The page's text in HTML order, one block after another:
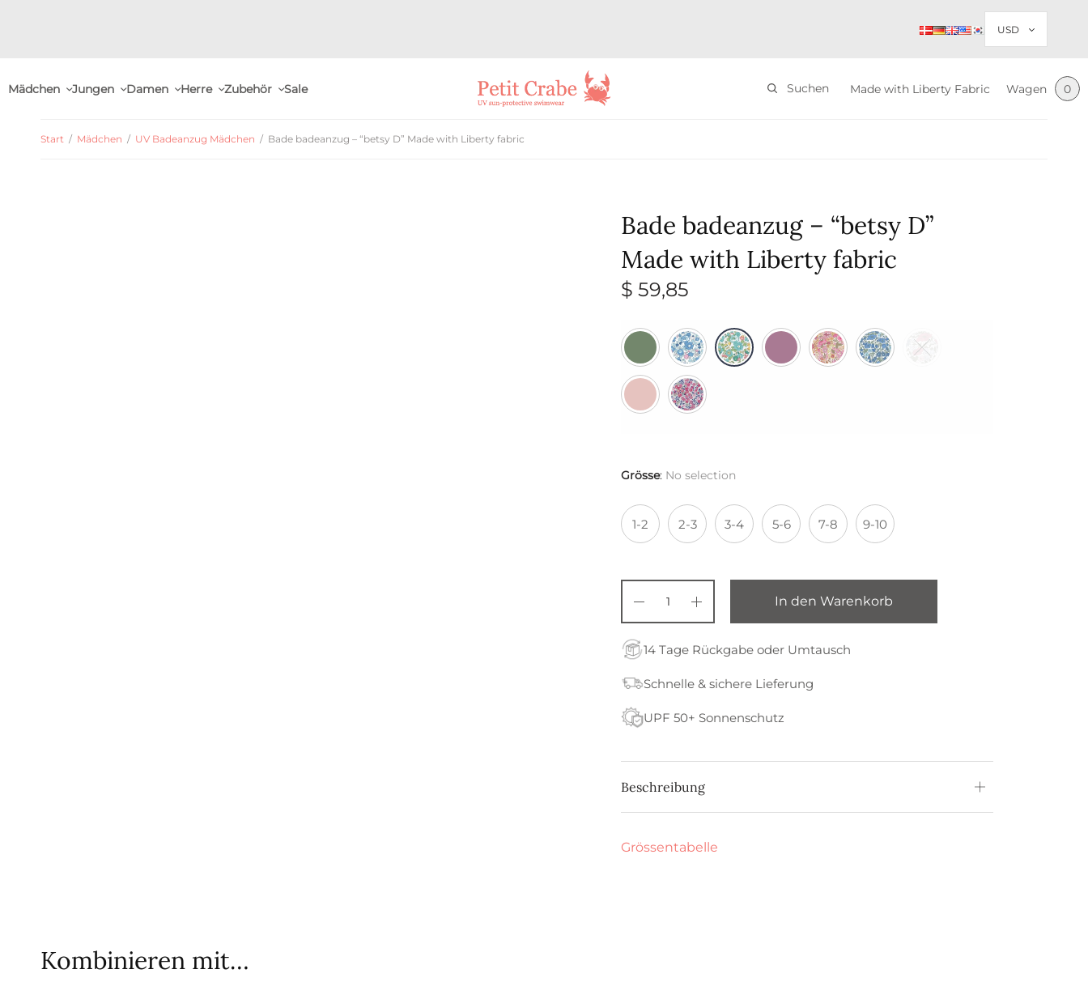
Mädchen Jungen Damen Herre Zubehör Sale Suchen Made with Liberty Fabric Wagen 0
Start / Mädchen / UV Badeanzug Mädchen / Bade badeanzug – “betsy D” Made with Liberty fabric
Bade badeanzug – “betsy D”
Made with Liberty fabric
$ 59,85
Grösse: No selection
1-2 2-3 3-4 5-6 7-8 9-10
In den Warenkorb
14 Tage Rückgabe oder Umtausch
Schnelle & sichere Lieferung
UPF 50+ Sonnenschutz
Beschreibung
Grössentabelle
Kombinieren mit…